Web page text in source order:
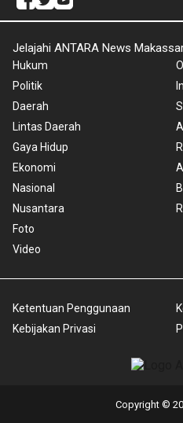
Jelajahi ANTARA News
Hukum
Politik
Daerah
Lintas Daerah
Gaya Hidup
Ekonomi
Nasional
Nusantara
Foto
Video
Ketentuan Penggunaan
Kebijakan Privasi
Copyright ©